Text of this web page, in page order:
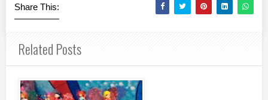
Share This:
Related Posts